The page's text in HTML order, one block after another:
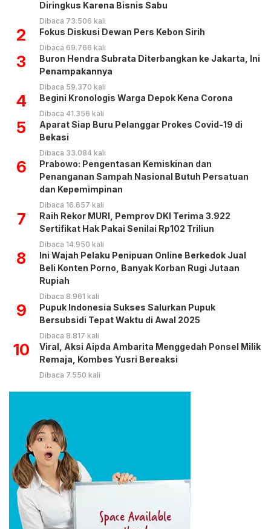
Diringkus Karena Bisnis Sabu
Dibaca 73.506 kali
2 Fokus Diskusi Dewan Pers Kebon Sirih
Dibaca 69.766 kali
3
Buron Hendra Subrata Diterbangkan ke Jakarta, Ini
Penampakannya
Dibaca 59.370 kali
4 Begini Kronologis Warga Depok Kena Corona
Dibaca 41.356 kali
5
Aparat Siap Buru Pelanggar Prokes Covid-19 di
Bekasi
Dibaca 33.084 kali
6
Prabowo: Pengentasan Kemiskinan dan
Penanganan Sampah Nasional Butuh Persatuan
dan Kepemimpinan
Dibaca 16.657 kali
7
Raih Rekor MURI, Pemprov DKI Terima 3.922
Sertifikat Hak Pakai Senilai Rp102 Triliun
Dibaca 14.950 kali
8
Ini Wajah Pelaku Penipuan Online Berkedok Jual
Beli Konten Porno, Banyak Korban Rugi Jutaan
Rupiah
Dibaca 8.961 kali
9
Pupuk Indonesia Sukses Salurkan Pupuk
Bersubsidi Tepat Waktu di Awal 2025
Dibaca 8.817 kali
10
Viral, Aksi Aipda Ambarita Menggedah Ponsel Milik
Remaja, Kombes Yusri Bereaksi
Dibaca 7.550 kali